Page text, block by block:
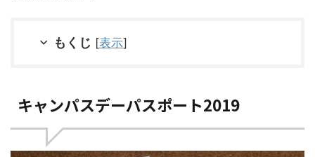
もくじ [表示]
キャンパスデーパスポート2019